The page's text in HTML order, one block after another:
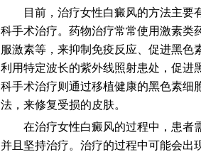
目前，治疗女性白癜风的方法主要
科手术治疗。药物治疗常常使用激素类
服激素等，来抑制免疫反应、促进黑色
利用特定波长的紫外线照射患处，促进
科手术治疗则通过移植健康的黑色素细
法，来修复受损的皮肤。
在治疗女性白癜风的过程中，患者需
并且坚持治疗。治疗的过程中可能会出